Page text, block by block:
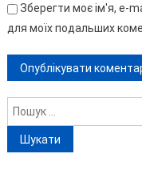
Зберегти моє ім'я, e-
для моїх подальших
Пошук: